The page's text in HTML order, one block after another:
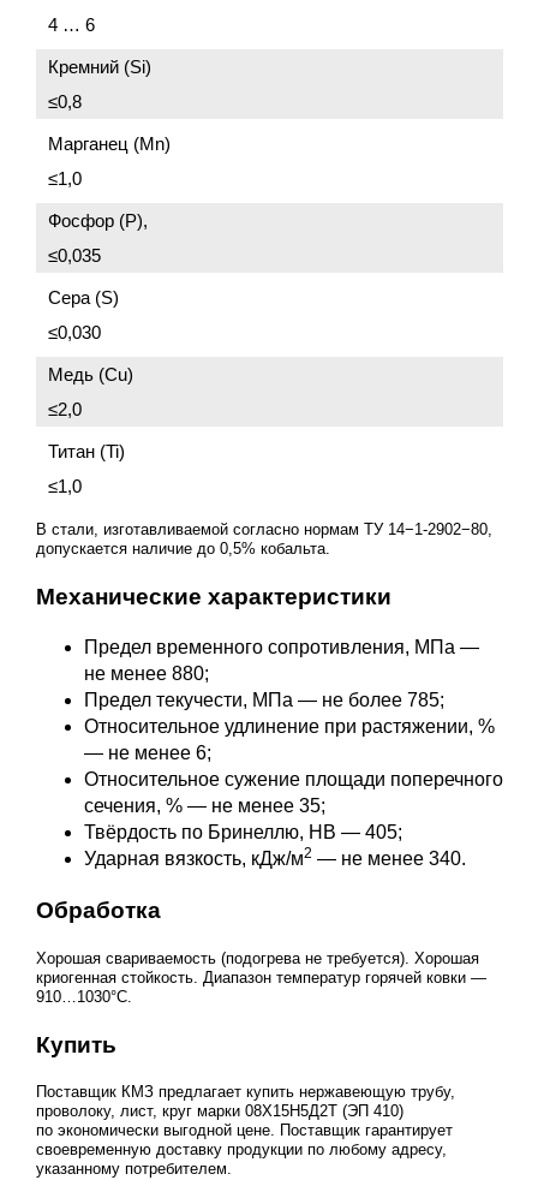
4 … 6
Кремний (Si)
≤0,8
Марганец (Mn)
≤1,0
Фосфор (P),
≤0,035
Сера (S)
≤0,030
Медь (Cu)
≤2,0
Титан (Ti)
≤1,0
В стали, изготавливаемой согласно нормам ТУ 14−1-2902−80,
допускается наличие до 0,5% кобальта.
Механические характеристики
Предел временного сопротивления, МПа —
не менее 880;
Предел текучести, МПа — не более 785;
Относительное удлинение при растяжении, %
— не менее 6;
Относительное сужение площади поперечного
сечения, % — не менее 35;
Твёрдость по Бринеллю, НВ — 405;
Ударная вязкость, кДж/м2 — не менее 340.
Обработка
Хорошая свариваемость (подогрева не требуется). Хорошая
криогенная стойкость. Диапазон температур горячей ковки —
910…1030°С.
Купить
Поставщик КМЗ предлагает купить нержавеющую трубу,
проволоку, лист, круг марки 08Х15Н5Д2Т (ЭП 410)
по экономически выгодной цене. Поставщик гарантирует
своевременную доставку продукции по любому адресу,
указанному потребителем.